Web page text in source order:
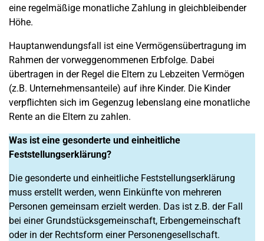
eine regelmäßige monatliche Zahlung in gleichbleibender
Höhe.
Hauptanwendungsfall ist eine Vermögensübertragung im
Rahmen der vorweggenommenen Erbfolge. Dabei
übertragen in der Regel die Eltern zu Lebzeiten Vermögen
(z.B. Unternehmensanteile) auf ihre Kinder. Die Kinder
verpflichten sich im Gegenzug lebenslang eine monatliche
Rente an die Eltern zu zahlen.
Was ist eine gesonderte und einheitliche
Feststellungserklärung?
Die gesonderte und einheitliche Feststellungserklärung
muss erstellt werden, wenn Einkünfte von mehreren
Personen gemeinsam erzielt werden. Das ist z.B. der Fall
bei einer Grundstücksgemeinschaft, Erbengemeinschaft
oder in der Rechtsform einer Personengesellschaft.